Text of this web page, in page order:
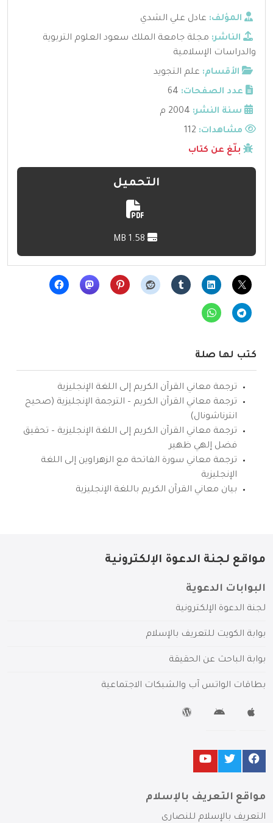
المؤلف: عادل علي الشدي
الناشر: مجلة جامعة الملك سعود العلوم التربوية
والدراسات الإسلامية
الأقسام: علم التجويد
عدد الصفحات: 64
سنة النشر: 2004 م
مشاهدات:
بلّغ عن كتاب
التحميل
كتب لها صلة
ترجمة معاني القرآن الكريم إلى اللغة الإنجليزية
ترجمة معاني القرآن الكريم – الترجمة الإنجليزية (صحيح
انترناشونال)
ترجمة معاني القرآن الكريم إلى اللغة الإنجليزية – تحقيق
فضل إلهي ظهير
ترجمة معاني سورة الفاتحة مع الزهراوين إلى اللغة
الإنجليزية
بيان معاني القرآن الكريم باللغة الإنجليزية
مواقع لجنة الدعوة الإلكترونية
البوابات الدعوية
لجنة الدعوة الإلكترونية
بوابة الكويت للتعريف بالإسلام
بوابة الباحث عن الحقيقة
بطاقات الواتس آب والشبكات الاجتماعية
مواقع التعريف بالإسلام
التعريف بالإسلام للنصارى